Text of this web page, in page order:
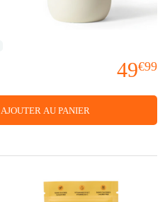
49€99
AJOUTER AU PANIER